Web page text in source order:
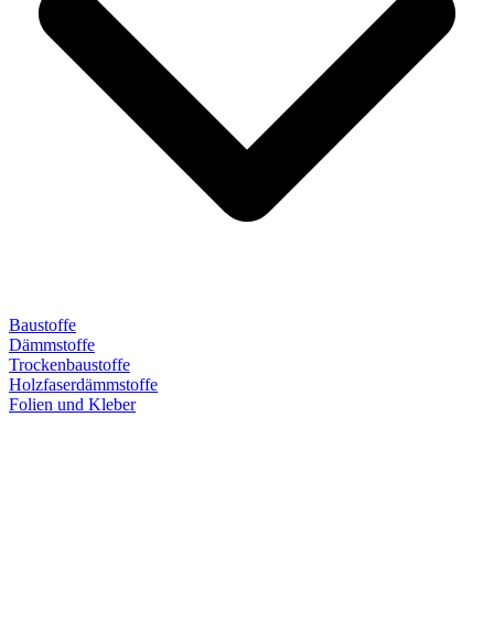
Baustoffe
Dämmstoffe
Trockenbaustoffe
Holzfaserdämmstoffe
Folien und Kleber